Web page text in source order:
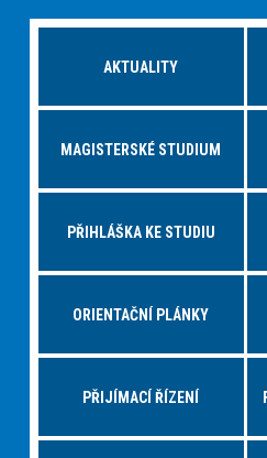
AKTUALITY
MAGISTERSKÉ STUDIUM
PŘIHLÁŠKA KE STUDIU
ORIENTAČNÍ PLÁNKY
PŘIJÍMACÍ ŘÍZENÍ